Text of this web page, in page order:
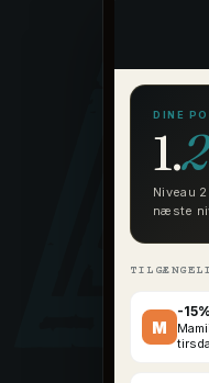
Book bord
Takeaway
Catering
DINE
1.
Niveau
næste
M
-